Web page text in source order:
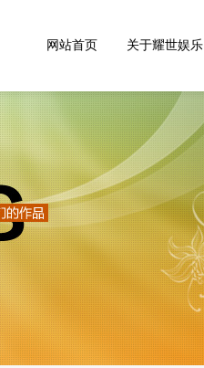
网站首页 关于耀世娱乐